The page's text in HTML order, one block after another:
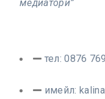
медиатори”
тел: 0876
имейл: